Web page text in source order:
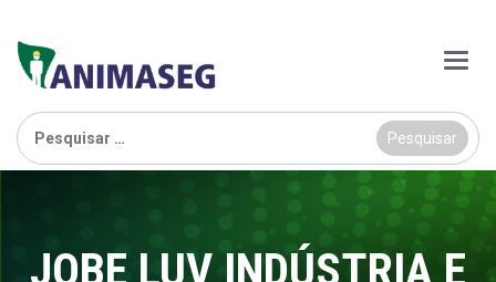
Main
Menu
Pesquisar
por:
JOBE LUV INDÚSTRIA E